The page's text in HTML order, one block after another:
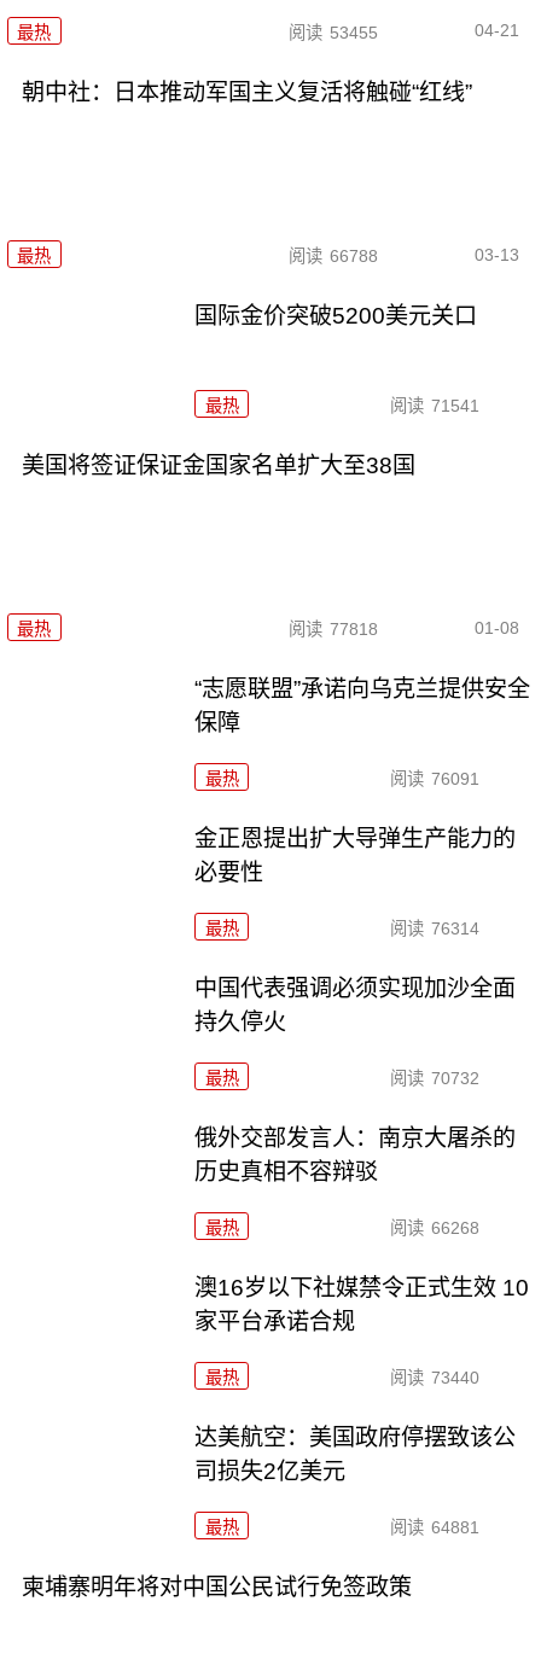
最热 阅读 53455 04-21
朝中社：日本推动军国主义复活将触碰“红线”
最热 阅读 66788 03-13
国际金价突破5200美元关口
最热 阅读 71541
美国将签证保证金国家名单扩大至38国
最热 阅读 77818 01-08
“志愿联盟”承诺向乌克兰提供安全
保障
最热 阅读 76091
金正恩提出扩大导弹生产能力的
必要性
最热 阅读 76314
中国代表强调必须实现加沙全面
持久停火
最热 阅读 70732
俄外交部发言人：南京大屠杀的
历史真相不容辩驳
最热 阅读 66268
澳16岁以下社媒禁令正式生效 10
家平台承诺合规
最热 阅读 73440
达美航空：美国政府停摆致该公
司损失2亿美元
最热 阅读 64881
柬埔寨明年将对中国公民试行免签政策